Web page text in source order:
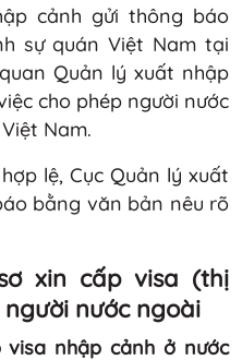
cảnh gửi thông báo
sự quán Việt Nam tại
Quản lý xuất nhập
cho phép người nước
Nam.
lệ, Cục Quản lý xuất
bằng văn bản nêu rõ
xin cấp visa (thị
nước ngoài
visa nhập cảnh ở nước